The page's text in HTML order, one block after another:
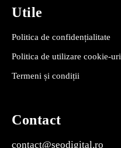
Utile
Politica de confidențialitate
Politica de utilizare cookie-uri
Termeni și condiții
Contact
contact@seodigital.ro